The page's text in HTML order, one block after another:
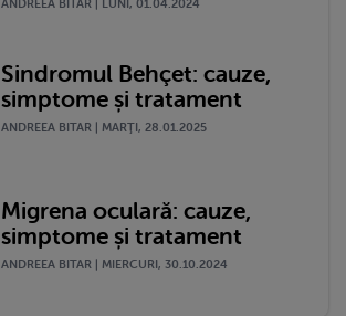
ANDREEA BITAR | LUNI, 01.04.2024
Sindromul Behçet: cauze,
simptome și tratament
ANDREEA BITAR | MARŢI, 28.01.2025
Migrena oculară: cauze,
simptome și tratament
ANDREEA BITAR | MIERCURI, 30.10.2024